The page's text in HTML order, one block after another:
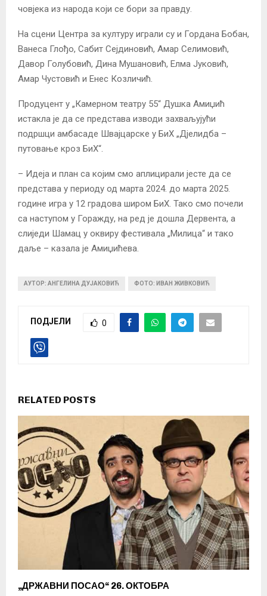
човјека из народа који се бори за правду.
На сцени Центра за културу играли су и Гордана Бобан,
Ванеса Глођо, Сабит Сејдиновић, Амар Селимовић,
Давор Голубовић, Дина Мушановић, Елма Јуковић,
Амар Чустовић и Енес Козличић.
Продуцент у „Камерном театру 55“ Душка Амиџић
истакла је да се представа изводи захваљујући
подршци амбасаде Швајцарске у БиХ „Дјелидба –
путовање кроз БиХ“.
– Идеја и план са којим смо аплицирали јесте да се
представа у периоду од марта 2024. до марта 2025.
године игра у 12 градова широм БиХ. Тако смо почели
са наступом у Горажду, на ред је дошла Дервента, а
слиједи Шамац у оквиру фестивала „Милица“ и тако
даље – казала је Амиџићева.
АУТОР: АНГЕЛИНА ДУЈАКОВИЋ ФОТО: ИВАН ЖИВКОВИЋ
ПОДЈЕЛИ 0
RELATED POSTS
„ДРЖАВНИ ПОСАО“ 26. ОКТОБРА